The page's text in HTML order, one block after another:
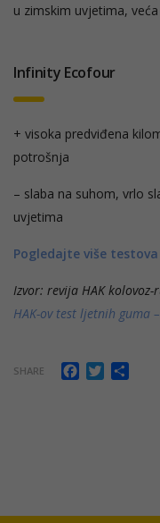
u zimskim uvjetima,
Infinity Ecofour
+ visoka predviđena
potrošnja
– slaba na suhom, vrlo
uvjetima
Pogledajte više testova
Izvor: revija HAK kolovoz-
HAK-ov test ljetnih guma
SHARE Facebook
Twitter